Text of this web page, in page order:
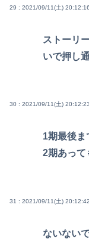
29 : 2021/09/11(土)
ストーリ
いで押し
30 : 2021/09/11(土)
1期最後ま
2期あって
31 : 2021/09/11(土)
ないない